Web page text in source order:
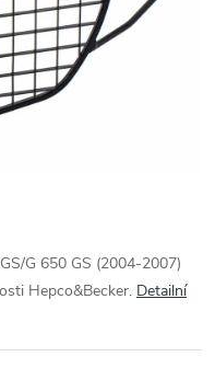
G 650 GS (2004-2007)
Hepco&Becker. Detailní